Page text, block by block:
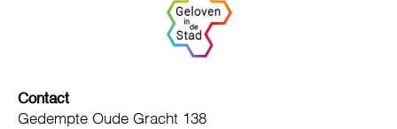
Contact
Gedempte Oude Gracht 138